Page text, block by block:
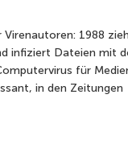
1988
infiziert Dateien mit
für
in den Zeitungen